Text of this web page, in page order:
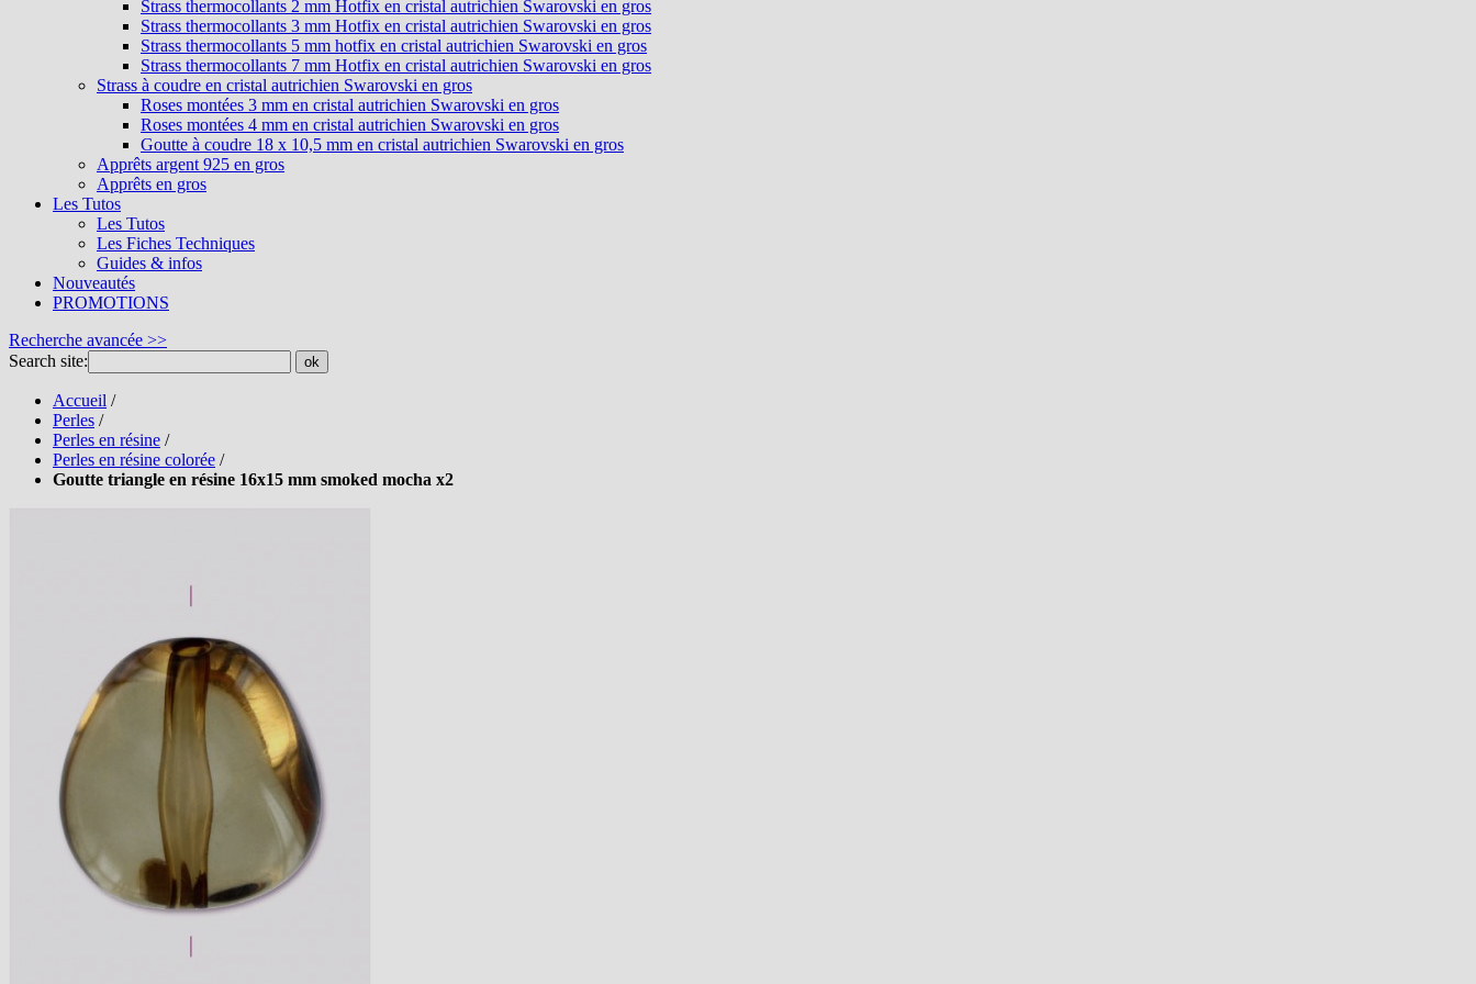
Strass thermocollants 2 mm Hotfix en cristal autrichien Swarovski en gros
Strass thermocollants 3 mm Hotfix en cristal autrichien Swarovski en gros
Strass thermocollants 5 mm hotfix en cristal autrichien Swarovski en gros
Strass thermocollants 7 mm Hotfix en cristal autrichien Swarovski en gros
Strass à coudre en cristal autrichien Swarovski en gros
Roses montées 3 mm en cristal autrichien Swarovski en gros
Roses montées 4 mm en cristal autrichien Swarovski en gros
Goutte à coudre 18 x 10,5 mm en cristal autrichien Swarovski en gros
Apprêts argent 925 en gros
Apprêts en gros
Les Tutos
Les Tutos
Les Fiches Techniques
Guides & infos
Nouveautés
PROMOTIONS
Recherche avancée >>
Search site:
ok
Accueil /
Perles /
Perles en résine /
Perles en résine colorée /
Goutte triangle en résine 16x15 mm smoked mocha x2